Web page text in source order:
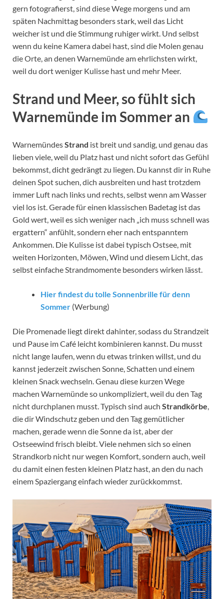
gern fotografierst, sind diese Wege morgens und am
späten Nachmittag besonders stark, weil das Licht
weicher ist und die Stimmung ruhiger wirkt. Und selbst
wenn du keine Kamera dabei hast, sind die Molen genau
die Orte, an denen Warnemünde am ehrlichsten wirkt,
weil du dort weniger Kulisse hast und mehr Meer.
Strand und Meer, so fühlt sich
Warnemünde im Sommer an
WarnemündesStrand ist breit und sandig, und genau das
lieben viele, weil du Platz hast und nicht sofort das Gefühl
bekommst, dicht gedrängt zu liegen. Du kannst dir in Ruhe
deinen Spot suchen, dich ausbreiten und hast trotzdem
immer Luft nach links und rechts, selbst wenn am Wasser
viel los ist. Gerade für einen klassischen Badetag ist das
Gold wert, weil es sich weniger nach „ich muss schnell was
ergattern“ anfühlt, sondern eher nach entspanntem
Ankommen. Die Kulisse ist dabei typisch Ostsee, mit
weiten Horizonten, Möwen, Wind und diesem Licht, das
selbst einfache Strandmomente besonders wirken lässt.
Hier findest du tolle Sonnenbrille für denn
Sommer (Werbung)
Die Promenade liegt direkt dahinter, sodass du Strandzeit
und Pause im Café leicht kombinieren kannst. Du musst
nicht lange laufen, wenn du etwas trinken willst, und du
kannst jederzeit zwischen Sonne, Schatten und einem
kleinen Snack wechseln. Genau diese kurzen Wege
machen Warnemünde so unkompliziert, weil du den Tag
nicht durchplanen musst. Typisch sind auch Strandkörbe,
die dir Windschutz geben und den Tag gemütlicher
machen, gerade wenn die Sonne da ist, aber der
Ostseewind frisch bleibt. Viele nehmen sich so einen
Strandkorb nicht nur wegen Komfort, sondern auch, weil
du damit einen festen kleinen Platz hast, an den du nach
einem Spaziergang einfach wieder zurückkommst.